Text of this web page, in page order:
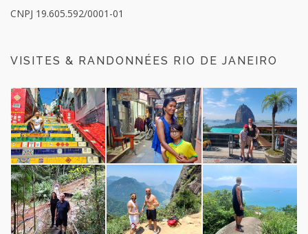
CNPJ 19.605.592/0001-01
VISITES & RANDONNÉES RIO DE JANEIRO